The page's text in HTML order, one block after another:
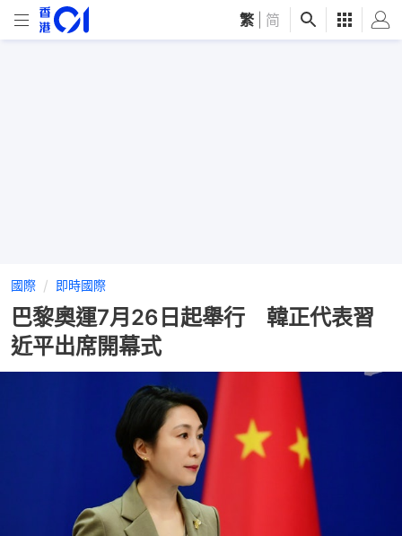
繁 简
國際 即時國際
巴黎奧運7月26日起舉行 韓正代表習
近平出席開幕式